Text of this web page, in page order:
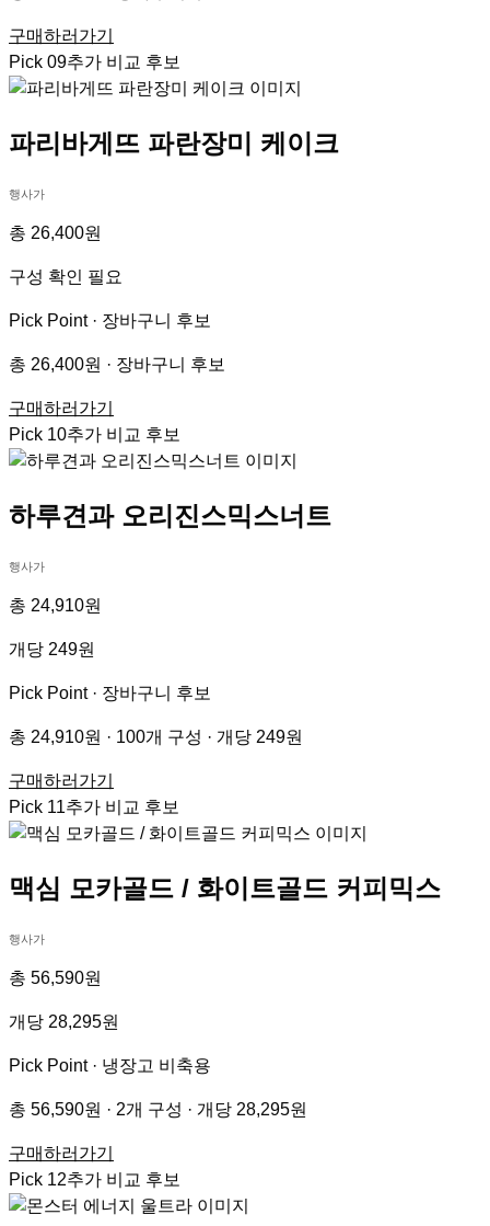
구매하러가기
Pick 09추가 비교 후보
파리바게뜨 파란장미 케이크
행사가
총 26,400원
구성 확인 필요
Pick Point · 장바구니 후보
총 26,400원 · 장바구니 후보
구매하러가기
Pick 10추가 비교 후보
하루견과 오리진스믹스너트
행사가
총 24,910원
개당 249원
Pick Point · 장바구니 후보
총 24,910원 · 100개 구성 · 개당 249원
구매하러가기
Pick 11추가 비교 후보
맥심 모카골드 / 화이트골드 커피믹스
행사가
총 56,590원
개당 28,295원
Pick Point · 냉장고 비축용
총 56,590원 · 2개 구성 · 개당 28,295원
구매하러가기
Pick 12추가 비교 후보